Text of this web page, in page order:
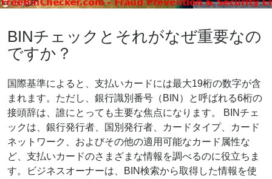
BINチェックとそれがなぜ重要なの
ですか？
国際基準によると、支払いカードには最大19桁の数字が含
まれます。ただし、銀行識別番号（BIN）と呼ばれる6桁の
接頭辞は、誰にとっても主要な焦点になります。 BINチェ
ックは、銀行発行者、国別発行者、カードタイプ、カード
ネットワーク、およびその他の適用可能なカード属性な
ど、支払いカードのさまざまな情報を調べるのに役立ちま
す。ビジネスオーナーは、BIN検索から取得した情報を使